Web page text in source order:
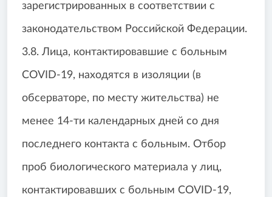
зарегистрированных в соответствии с
законодательством Российской Федерации.
3.8. Лица, контактировавшие с больным
COVID-19, находятся в изоляции (в
обсерваторе, по месту жительства) не
менее 14-ти календарных дней со дня
последнего контакта с больным. Отбор
проб биологического материала у лиц,
контактировавших с больным COVID-19,